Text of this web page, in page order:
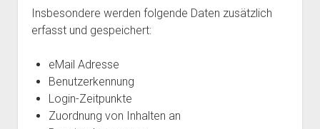
Insbesondere werden folgende Daten zusätzlich
erfasst und gespeichert:
eMail Adresse
Benutzerkennung
Login-Zeitpunkte
Zuordnung von Inhalten an